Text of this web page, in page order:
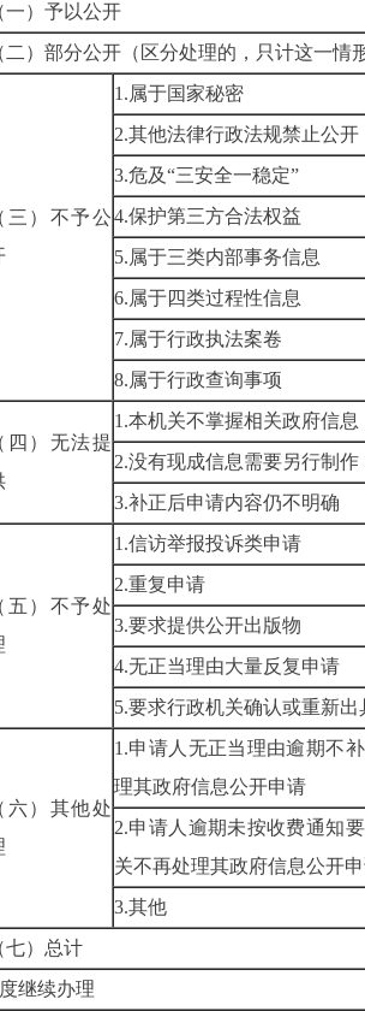
一）予以公开
二）部分公开 （区分处理的，只计这一情
三）不予公
1.属于国家秘密
2.其他法律行政法规禁止公开
3.危及“三安全一稳定”
4.保护第三方合法权益
5.属于三类内部事务信息
6.属于四类过程性信息
7.属于行政执法案卷
8.属于行政查询事项
四）无法提
1.本机关不掌握相关政府信息
2.没有现成信息需要另行制作
3.补正后申请内容仍不明确
五）不予处
1.信访举报投诉类申请
2.重复申请
3.要求提供公开出版物
4.无正当理由大量反复申请
5.要求行政机关确认或重新
六）其他处
1.申请人无正当理由逾期不
理其政府信息公开申请
2.申请人逾期未按收费通知
关不再处理其政府信息公开
3.其他
七）总计
继续办理